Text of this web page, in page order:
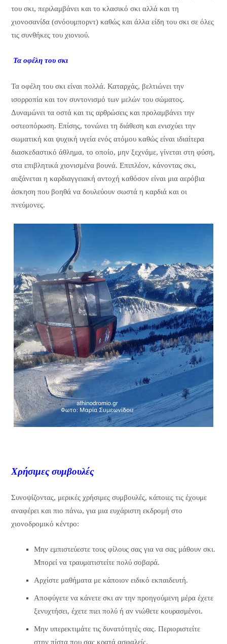
του σκι, περιλαμβάνει και το κλασικό σκι αλλά και τη
χιονοσανίδα (σνόουμπορντ) καθώς και άλλα είδη του σκι σε όλες
τις συνθήκες του χιονιού.
Τα οφέλη του σκι
Τα οφέλη του σκι είναι πολλά. Καταρχάς, βελτιώνει την
ισορροπία και τον συντονισμό των μελών του σώματος.
Δυναμώνει τα οστά και τις αρθρώσεις και προλαμβάνει την
οστεοπόρωση. Επίσης, τονώνει τη διάθεση και ενισχύει την
σωματική και ψυχική υγεία ενός ατόμου καθώς είναι ιδιαίτερα
διασκεδαστικό άθλημα, το οποίο, μην ξεχνάμε, γίνεται στη φύση,
στα επιβλητικά χιονισμένα βουνά. Επιπλέον, κάνοντας σκι,
αυξάνεται η καρδιαγγειακή αντοχή καθόσον είναι μια αερόβια
άσκηση που βοηθά να δουλεύουν σωστά η καρδιά και οι
πνεύμονες.
Χρήσιμες συμβουλές
Συνοψίζοντας, μερικές χρήσιμες συμβουλές, κάποιες τις έχουμε
αναφέρει και πιο πάνω, για μια ευχάριστη εκδρομή στο
χιονοδρομικό κέντρο:
Μην εμπιστεύεστε τους φίλους σας για να σας μάθουν σκι.
Μπορεί να τραυματιστείτε πολύ σοβαρά.
Αρχίστε μαθήματα με κάποιον ειδικό εκπαιδευτή.
Αποφύγετε να κάνετε σκι αν την προηγούμενη μέρα έχετε
ξενυχτήσει, έχετε πιει πολύ ή αν νιώθετε κουρασμένοι.
Μην υπερεκτιμάτε τις δυνατότητές σας. Περιοριστείτε
στην πίστα που σας κρατά ασφαλείς.